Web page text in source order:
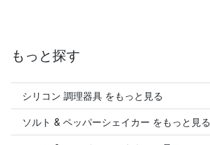
もっと探す
シリコン 調理器具 をもっと見る
ソルト & ペッパーシェイカー をもっと見る